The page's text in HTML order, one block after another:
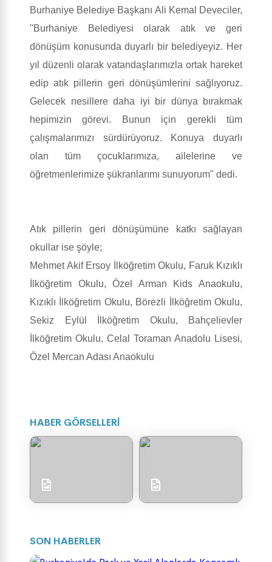
Burhaniye Belediye Başkanı Ali Kemal Deveciler,
"Burhaniye Belediyesi olarak atık ve geri
dönüşüm konusunda duyarlı bir belediyeyiz. Her
yıl düzenli olarak vatandaşlarımızla ortak hareket
edip atık pillerin geri dönüşümlerini sağlıyoruz.
Gelecek nesillere daha iyi bir dünya bırakmak
hepimizin görevi. Bunun için gerekli tüm
çalışmalarımızı sürdürüyoruz. Konuya duyarlı
olan tüm çocuklarımıza, ailelerine ve
öğretmenlerimize şükranlarımı sunuyorum" dedi.
Atık pillerin geri dönüşümüne katkı sağlayan
okullar ise şöyle;
Mehmet Akif Ersoy İlköğretim Okulu, Faruk Kızıklı
İlköğretim Okulu, Özel Arman Kids Anaokulu,
Kızıklı İlköğretim Okulu, Börezli İlköğretim Okulu,
Sekiz Eylül İlköğretim Okulu, Bahçelievler
İlköğretim Okulu, Celal Toraman Anadolu Lisesi,
Özel Mercan Adası Anaokulu
HABER GÖRSELLERİ
SON HABERLER